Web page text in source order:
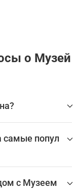
о Музей
главные зал
без эк
экскурсии по Му
самые попул
с Музеем